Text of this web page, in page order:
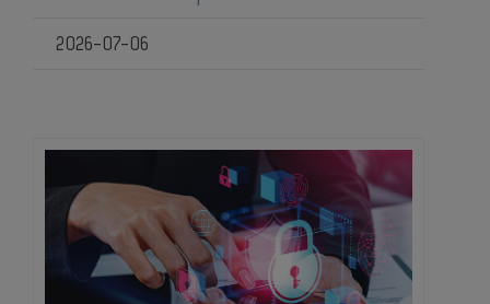
2026-07-06